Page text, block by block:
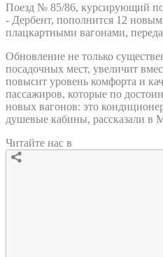
Поезд № 85/86, курсирующий
- Дербент, пополнится 12
плацкартными вагонами,
Обновление не только
посадочных мест, увеличит
повысит уровень комфорта и
пассажиров, которые по
новых вагонов: это
душевые кабины, рассказали в
Читайте нас в